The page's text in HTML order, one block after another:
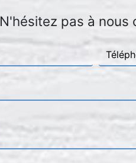
N'hésitez pas à nous